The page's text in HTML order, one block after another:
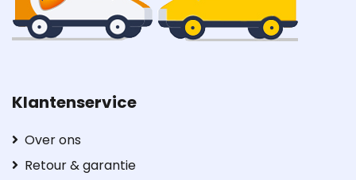
Klantenservice
Over ons
Retour & garantie